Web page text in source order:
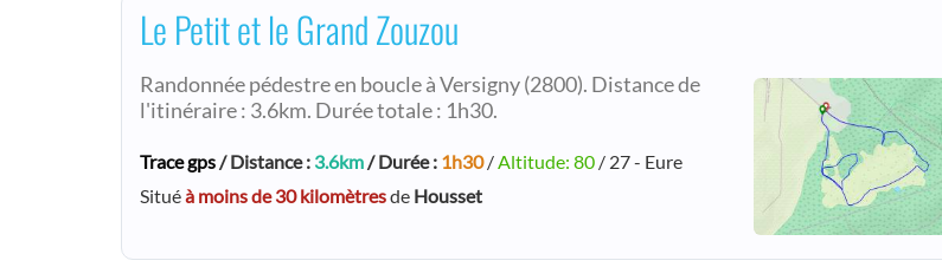
Le Petit et le Grand Zouzou
Randonnée pédestre en boucle à Versigny (2800). Distance de
l'itinéraire : 3.6km. Durée totale : 1h30.
Trace gps / Distance : 3.6km / Durée : 1h30/ Altitude: 80 / 27 - Eure
Situéà moins de 30 kilomètresde Housset